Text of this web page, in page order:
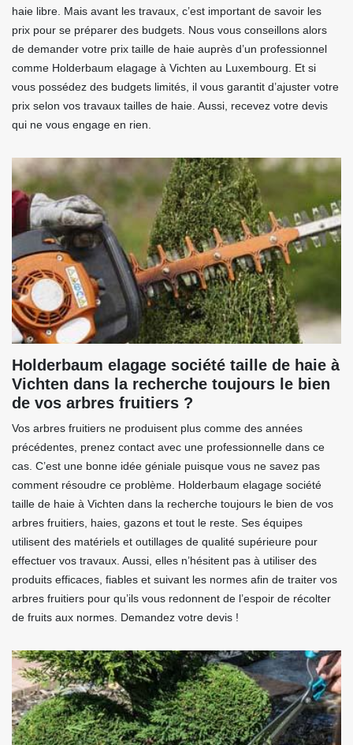
haie libre. Mais avant les travaux, c’est important de savoir les
prix pour se préparer des budgets. Nous vous conseillons alors
de demander votre prix taille de haie auprès d’un professionnel
comme Holderbaum elagage à Vichten au Luxembourg. Et si
vous possédez des budgets limités, il vous garantit d’ajuster votre
prix selon vos travaux tailles de haie. Aussi, recevez votre devis
qui ne vous engage en rien.
Holderbaum elagage société taille de haie à
Vichten dans la recherche toujours le bien
de vos arbres fruitiers ?
Vos arbres fruitiers ne produisent plus comme des années
précédentes, prenez contact avec une professionnelle dans ce
cas. C’est une bonne idée géniale puisque vous ne savez pas
comment résoudre ce problème. Holderbaum elagage société
taille de haie à Vichten dans la recherche toujours le bien de vos
arbres fruitiers, haies, gazons et tout le reste. Ses équipes
utilisent des matériels et outillages de qualité supérieure pour
effectuer vos travaux. Aussi, elles n’hésitent pas à utiliser des
produits efficaces, fiables et suivant les normes afin de traiter vos
arbres fruitiers pour qu’ils vous redonnent de l’espoir de récolter
de fruits aux normes. Demandez votre devis !